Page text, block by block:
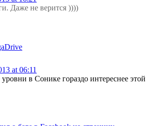
Даже не верится ))))
at 06:11
в Сонике гораздо интереснее этой